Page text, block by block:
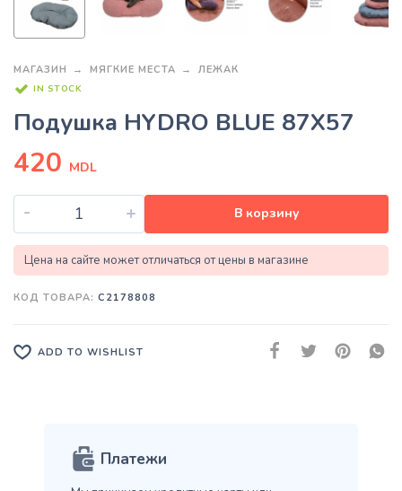
МАГАЗИН МЯГКИЕ МЕСТА ЛЕЖАК
IN STOCK
Подушка HYDRO BLUE 87X57
420 MDL
- + В корзину
Цена на сайте может отличаться от цены в магазине
КОД ТОВАРА: C2178808
ADD TO WISHLIST
Платежи